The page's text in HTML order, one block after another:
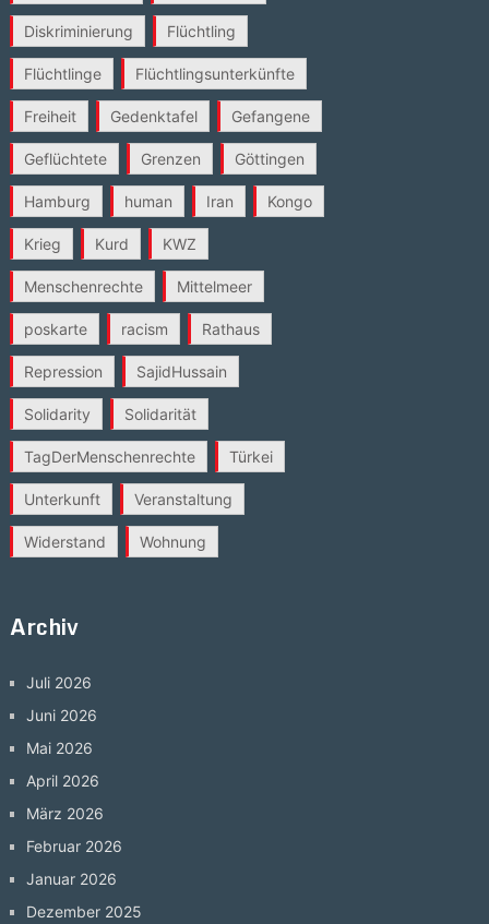
Diskriminierung Flüchtling
Flüchtlinge Flüchtlingsunterkünfte
Freiheit Gedenktafel Gefangene
Geflüchtete Grenzen Göttingen
Hamburg human Iran Kongo
Krieg Kurd KWZ
Menschenrechte Mittelmeer
poskarte racism Rathaus
Repression SajidHussain
Solidarity Solidarität
TagDerMenschenrechte Türkei
Unterkunft Veranstaltung
Widerstand Wohnung
Archiv
Juli 2026
Juni 2026
Mai 2026
April 2026
März 2026
Februar 2026
Januar 2026
Dezember 2025